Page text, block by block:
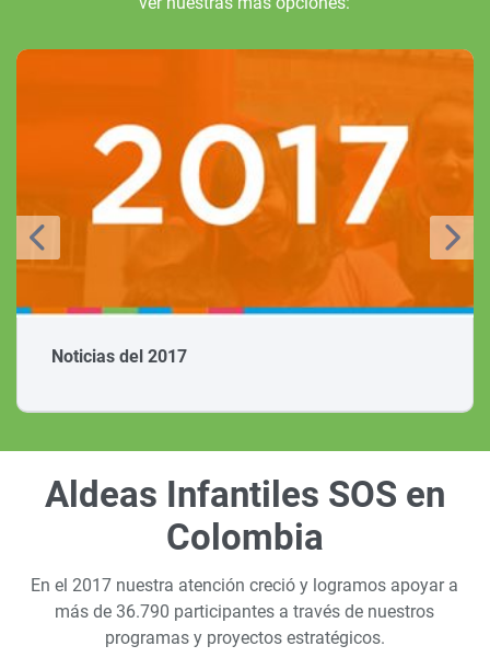
Noticias del 2017
Aldeas Infantiles SOS en
Colombia
En el 2017 nuestra atención creció y logramos apoyar a
más de 36.790 participantes a través de nuestros
programas y proyectos estratégicos.